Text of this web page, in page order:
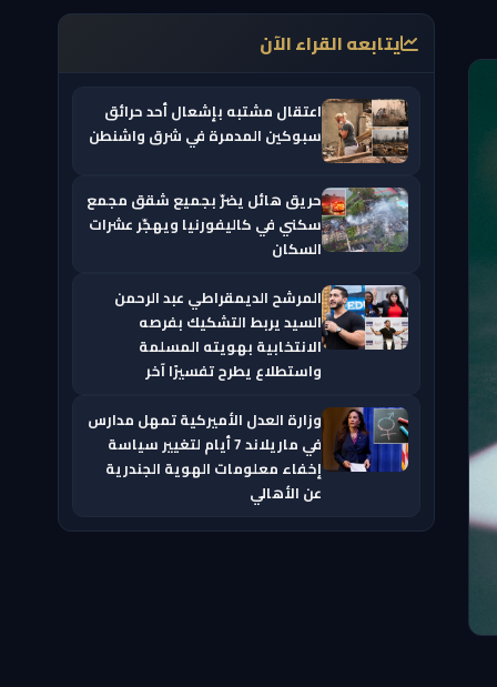
يتابعه القراء الآن
اعتقال مشتبه بإشعال أحد حرائق
سبوكين المدمرة في شرق واشنطن
حريق هائل يضرّ بجميع شقق مجمع
سكني في كاليفورنيا ويهجّر عشرات
السكان
المرشح الديمقراطي عبد الرحمن
السيد يربط التشكيك بفرصه
الانتخابية بهويته المسلمة
واستطلاع يطرح تفسيرًا آخر
وزارة العدل الأميركية تمهل مدارس
في ماريلاند 7 أيام لتغيير سياسة
إخفاء معلومات الهوية الجندرية
عن الأهالي